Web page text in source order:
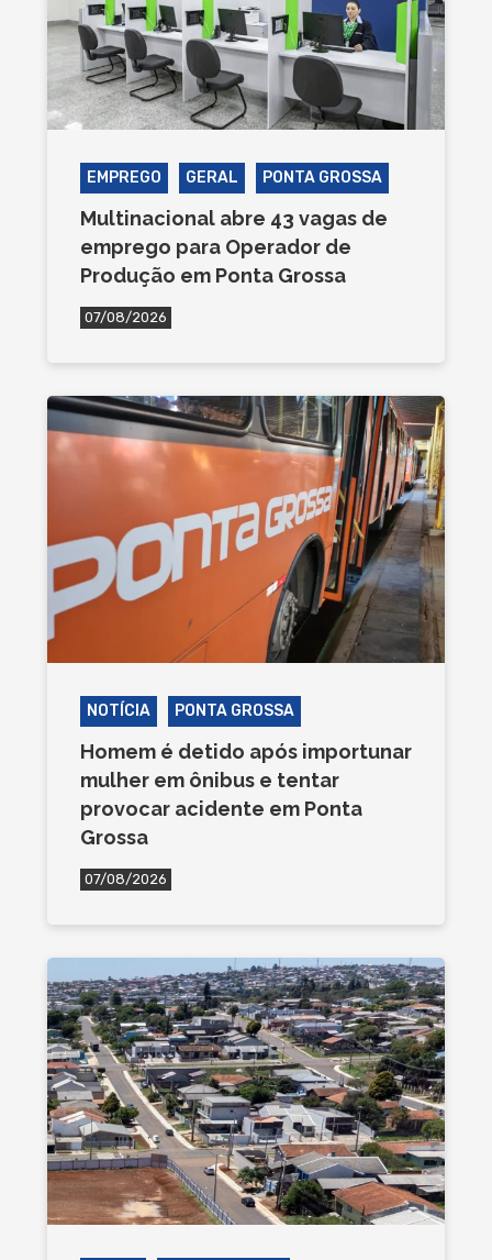
EMPREGO GERAL PONTA GROSSA
Multinacional abre 43 vagas de
emprego para Operador de
Produção em Ponta Grossa
07/08/2026
NOTÍCIA PONTA GROSSA
Homem é detido após importunar
mulher em ônibus e tentar
provocar acidente em Ponta
Grossa
07/08/2026